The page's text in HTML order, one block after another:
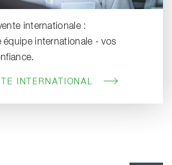
internationale :
équipe internationale - vos
INTERNATIONAL